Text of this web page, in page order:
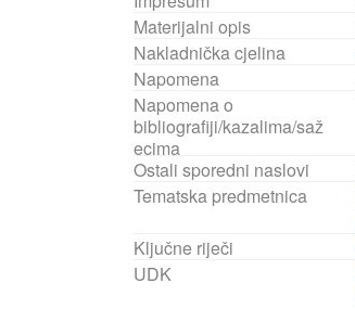
Materijalni opis
Nakladnička cjelina
Napomena
Napomena o
bibliografiji/kazalima/saž
ecima
Ostali sporedni naslovi
Tematska predmetnica
Ključne riječi
UDK